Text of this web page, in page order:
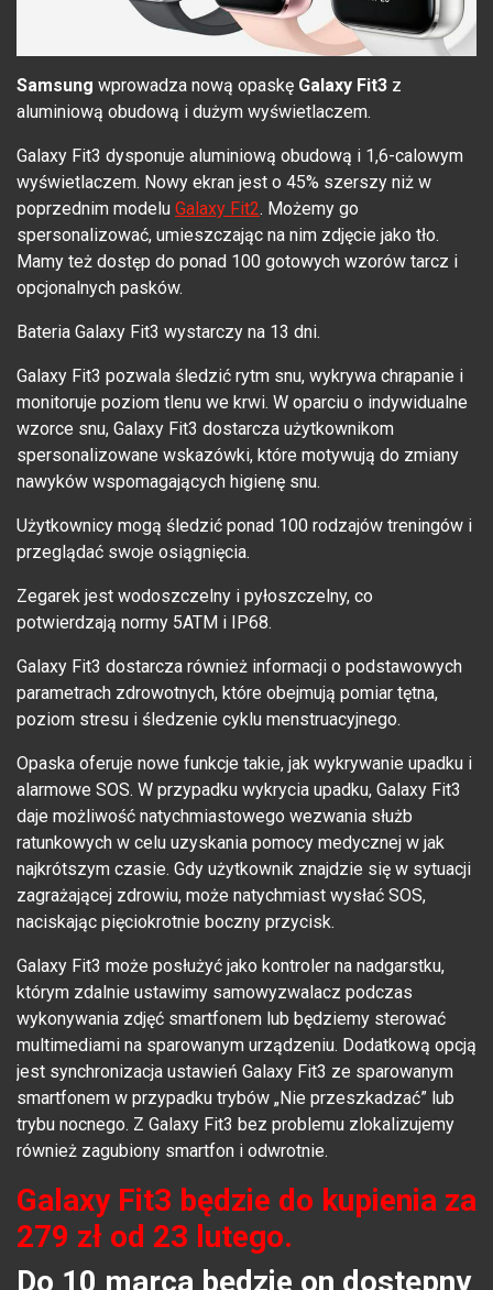
Samsung wprowadza nową opaskę Galaxy Fit3 z
aluminiową obudową i dużym wyświetlaczem.
Galaxy Fit3 dysponuje aluminiową obudową i 1,6-calowym
wyświetlaczem. Nowy ekran jest o 45% szerszy niż w
poprzednim modelu Galaxy Fit2. Możemy go
spersonalizować, umieszczając na nim zdjęcie jako tło.
Mamy też dostęp do ponad 100 gotowych wzorów tarcz i
opcjonalnych pasków.
Bateria Galaxy Fit3 wystarczy na 13 dni.
Galaxy Fit3 pozwala śledzić rytm snu, wykrywa chrapanie i
monitoruje poziom tlenu we krwi. W oparciu o indywidualne
wzorce snu, Galaxy Fit3 dostarcza użytkownikom
spersonalizowane wskazówki, które motywują do zmiany
nawyków wspomagających higienę snu.
Użytkownicy mogą śledzić ponad 100 rodzajów treningów i
przeglądać swoje osiągnięcia.
Zegarek jest wodoszczelny i pyłoszczelny, co
potwierdzają normy 5ATM i IP68.
Galaxy Fit3 dostarcza również informacji o podstawowych
parametrach zdrowotnych, które obejmują pomiar tętna,
poziom stresu i śledzenie cyklu menstruacyjnego.
Opaska oferuje nowe funkcje takie, jak wykrywanie upadku i
alarmowe SOS. W przypadku wykrycia upadku, Galaxy Fit3
daje możliwość natychmiastowego wezwania służb
ratunkowych w celu uzyskania pomocy medycznej w jak
najkrótszym czasie. Gdy użytkownik znajdzie się w sytuacji
zagrażającej zdrowiu, może natychmiast wysłać SOS,
naciskając pięciokrotnie boczny przycisk.
Galaxy Fit3 może posłużyć jako kontroler na nadgarstku,
którym zdalnie ustawimy samowyzwalacz podczas
wykonywania zdjęć smartfonem lub będziemy sterować
multimediami na sparowanym urządzeniu. Dodatkową opcją
jest synchronizacja ustawień Galaxy Fit3 ze sparowanym
smartfonem w przypadku trybów „Nie przeszkadzać” lub
trybu nocnego. Z Galaxy Fit3 bez problemu zlokalizujemy
również zagubiony smartfon i odwrotnie.
Galaxy Fit3 będzie do kupienia za
279 zł od 23 lutego.
Do 10 marca będzie on dostępny